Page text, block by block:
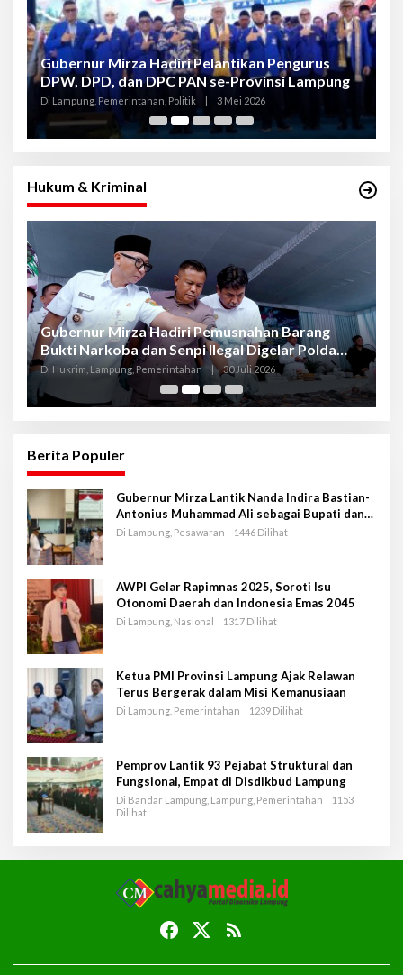
Gubernur Mirza Hadiri Pelantikan Pengurus
DPW, DPD, dan DPC PAN se-Provinsi Lampung
Di Lampung, Pemerintahan, Politik | 3 Mei 2026
Hukum & Kriminal
Gubernur Mirza Hadiri Pemusnahan Barang
Bukti Narkoba dan Senpi Ilegal Digelar Polda
Lampung
Di Hukrim, Lampung, Pemerintahan | 30 Juli 2026
Berita Populer
Gubernur Mirza Lantik Nanda Indira Bastian-
Antonius Muhammad Ali sebagai Bupati dan
Wakil Bupati Pesawaran Periode 2025-2030
Di Lampung, Pesawaran 1446 Dilihat
AWPI Gelar Rapimnas 2025, Soroti Isu
Otonomi Daerah dan Indonesia Emas 2045
Di Lampung, Nasional 1317 Dilihat
Ketua PMI Provinsi Lampung Ajak Relawan
Terus Bergerak dalam Misi Kemanusiaan
Di Lampung, Pemerintahan 1239 Dilihat
Pemprov Lantik 93 Pejabat Struktural dan
Fungsional, Empat di Disdikbud Lampung
Di Bandar Lampung, Lampung, Pemerintahan
1153
Dilihat